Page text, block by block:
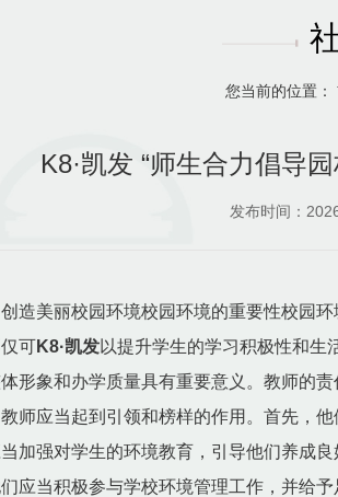
您当前的位置：
K8·凯发 “师生合力倡导
发布时间：
造美丽校园环境校园环境的重要性校园
可K8·凯发以提升学生的学习积极性和生
形象和办学质量具有重要意义。教师的责
师应当起到引领和榜样的作用。首先，
加强对学生的环境教育，引导他们养成
应当积极参与学校环境管理工作，并给